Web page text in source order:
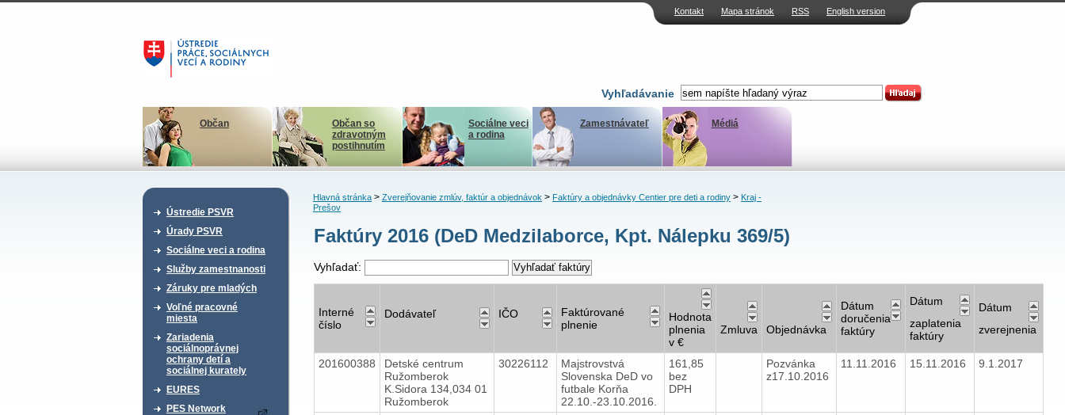
Kontakt Mapa stránok RSS English version
Vyhľadávanie
Občan
Občan so
zdravotným
postihnutím
Sociálne veci
a rodina
Zamestnávateľ Médiá
Ústredie PSVR
Úrady PSVR
Sociálne veci a rodina
Služby zamestnanosti
Záruky pre mladých
Voľné pracovné
miesta
Zariadenia
sociálnoprávnej
ochrany detí a
sociálnej kurately
EURES
PES Network
Hlavná stránka> Zverejňovanie zmlúv, faktúr a objednávok> Faktúry a objednávky Centier pre deti a rodiny> Kraj -
Prešov
Faktúry 2016 (DeD Medzilaborce, Kpt. Nálepku 369/5)
Vyhľadať:
Interné
číslo
Dodávateľ IČO
Faktúrované
plnenie
Hodnota
plnenia
v €
Zmluva Objednávka
Dátum
doručenia
faktúry
Dátum
zaplatenia
faktúry
Dátum
zverejnenia
201600388
Detské centrum
Ružomberok
K.Sidora 134,034 01
Ružomberok
30226112
Majstrovstvá
Slovenska DeD vo
futbale Korňa
22.10.-23.10.2016.
161,85
bez
DPH
Pozvánka
z17.10.2016
11.11.2016 15.11.2016 9.1.2017